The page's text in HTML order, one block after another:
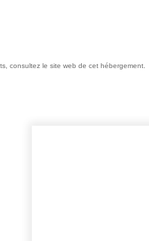
consultez le site web de cet hébergement.